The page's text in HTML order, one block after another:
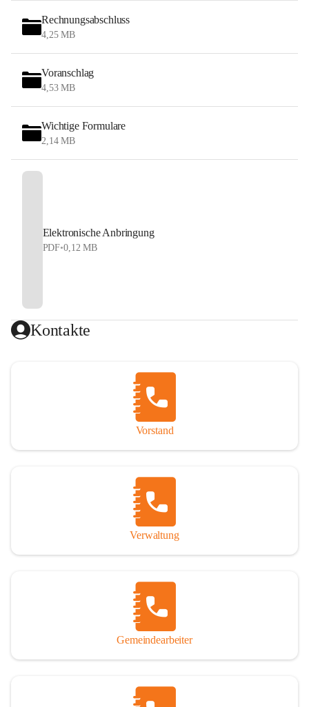
Rechnungsabschluss
4,25 MB
Voranschlag
4,53 MB
Wichtige Formulare
2,14 MB
Elektronische Anbringung
PDF•0,12 MB
Kontakte
Vorstand
Verwaltung
Gemeindearbeiter